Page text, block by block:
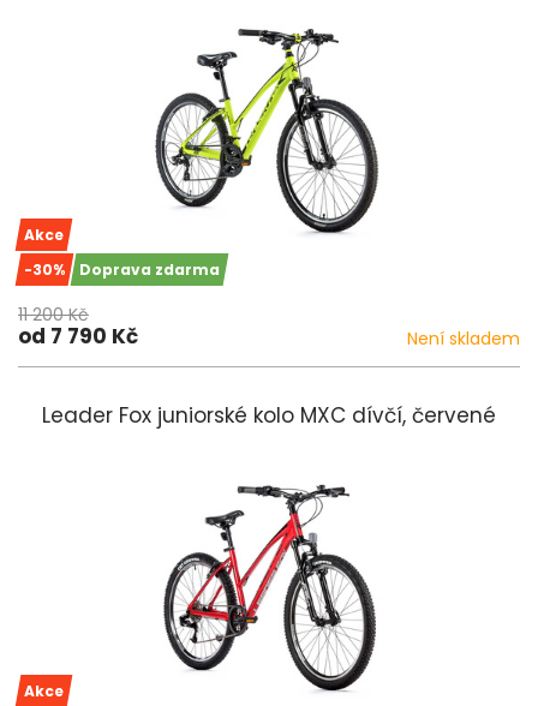
Akce
-30%
Doprava zdarma
11 200 Kč
od 7 790 Kč Není skladem
Leader Fox juniorské kolo MXC dívčí, červené
Akce